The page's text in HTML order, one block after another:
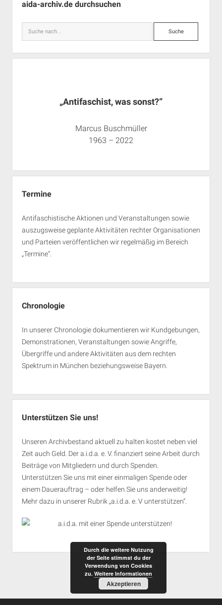
aida-archiv.de durchsuchen
Suche
„Antifaschist, was sonst?“
Marcus Buschmüller
1963 – 2022
Termine
Antifaschistische Aktionen und Veranstaltungen sowie
auszugsweise geplante Aktivitäten rechter Organisationen
und Parteien veröffentlichen wir regelmäßig im Bereich
„Termine“.
Chronologie
In unserer Chronologie dokumentieren wir Kundgebungen,
Demonstrationen, Veranstaltungen sowie Angriffe,
Übergriffe und andere Aktivitäten aus dem rechten
Spektrum in München beziehungsweise Bayern.
Unterstützen Sie uns!
Unseren Archivbestand aktuell zu halten kostet neben viel
Zeit auch Geld. Der a.i.d.a. e. V. finanziert seine Arbeit durch
Beiträge von Mitgliedern und durch Spenden.
Unterstützen Sie uns mit einer einmaligen Spende oder
einem Dauerauftrag – oder helfen Sie uns anderweitig!
Mehr dazu in unserer Rubrik „a.i.d.a. e. V unterstützen“.
Durch die weitere Nutzung
der Seite stimmst du der
Verwendung von Cookies
zu. Weitere Informationen
Akzeptieren